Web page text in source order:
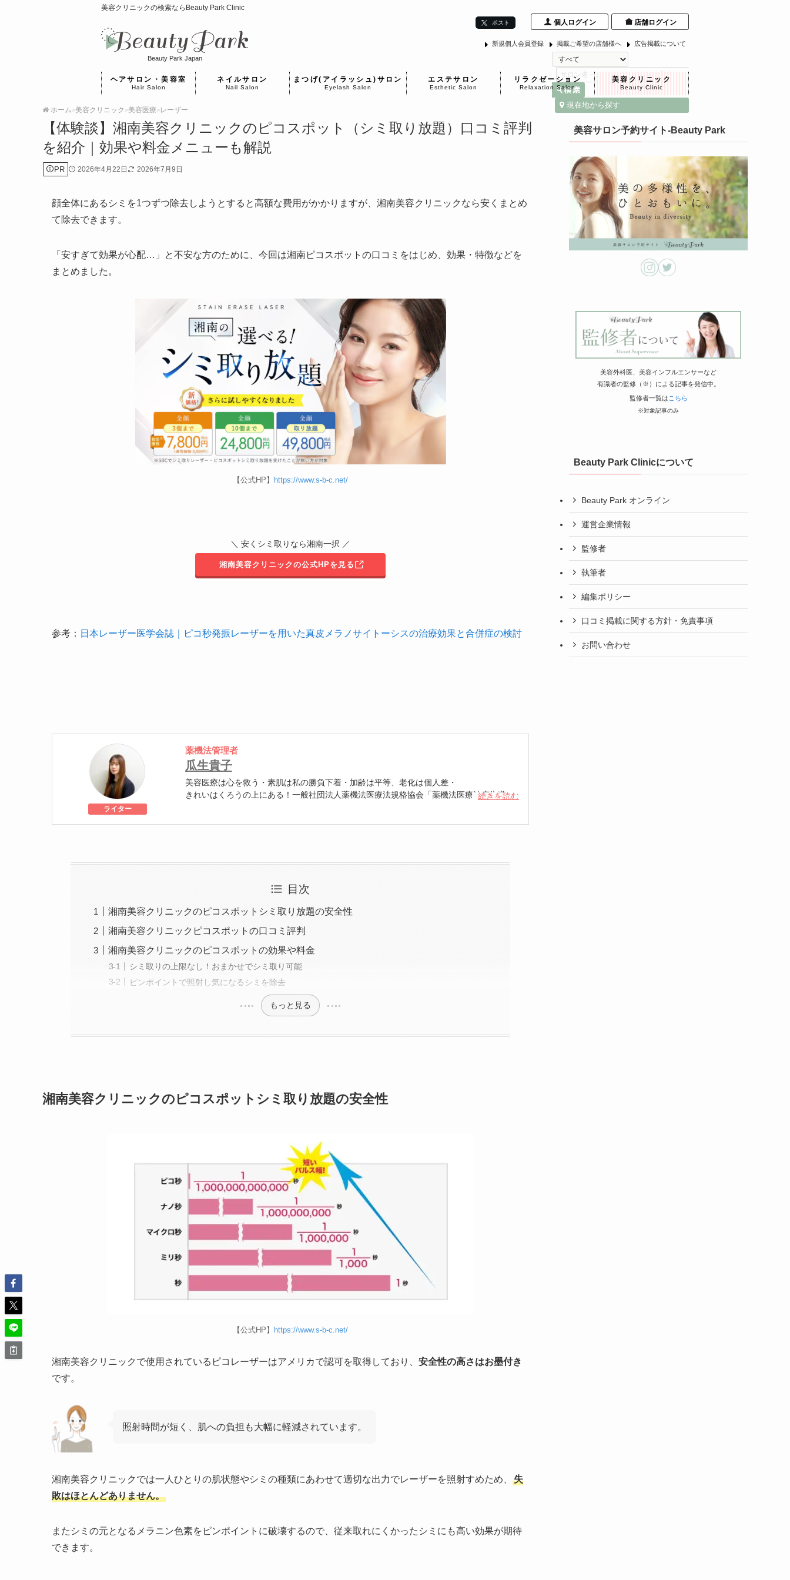
美容クリニックの検索ならBeauty Park Clinic
個人ログイン
店舗ログイン
Beauty Park Japan
ポスト
広告掲載について
掲載ご希望の店舗様へ
新規個人会員登録
現在地から探す
ヘアサロン・美容室
Hair Salon
ネイルサロン
Nail Salon
まつげ(アイラッシュ)サロン
Eyelash Salon
エステサロン
Esthetic Salon
リラクゼーション
Relaxation Salon
美容クリニック
Beauty Clinic
ホーム>美容クリニック >美容医療>レーザー
【体験談】湘南美容クリニックのピコスポット（シミ取り放題）口コミ評判
を紹介｜効果や料金メニューも解説
PR 2026年4月22日 2026年7月9日
顔全体にあるシミを1つずつ除去しようとすると高額な費用がかかりますが、湘南美容クリニックなら安くまとめ
て除去できます。
「安すぎて効果が心配…」と不安な方のために、今回は湘南ピコスポットの口コミをはじめ、効果・特徴などを
まとめました。
【公式HP】 https://www.s-b-c.net/
＼ 安くシミ取りなら湘南一択 ／
湘南美容クリニックの公式HPを見る
参考： 日本レーザー医学会誌｜ピコ秒発振レーザーを用いた真皮メラノサイトーシスの治療効果と合併症の検討
ライター
薬機法管理者
瓜生貴子
美容医療は心を救う・素肌は私の勝負下着・加齢は平等、老化は個人差・
きれいはくろうの上にある！一般社団法人薬機法医療法規格協会「薬機法医療法広告遵守
続きを読む
目次
湘南美容クリニックのピコスポットシミ取り放題の安全性
湘南美容クリニックピコスポットの口コミ評判
湘南美容クリニックのピコスポットの効果や料金
シミ取りの上限なし！おまかせでシミ取り可能
ピンポイントで照射し気になるシミを除去
もっと見る
湘南美容クリニックのピコスポットシミ取り放題の安全性
【公式HP】 https://www.s-b-c.net/
湘南美容クリニックで使用されているピコレーザーはアメリカで認可を取得しており、 安全性の高さはお墨付き
です。
照射時間が短く、肌への負担も大幅に軽減されています。
湘南美容クリニックでは一人ひとりの肌状態やシミの種類にあわせて適切な出力でレーザーを照射すめため、
失
敗はほとんどありません。
またシミの元となるメラニン色素をピンポイントに破壊するので、従来取れにくかったシミにも高い効果が期待
できます。
美容サロン予約サイト-Beauty Park
美容外科医、美容インフルエンサーなど
有識者の監修（※）による記事を発信中。
監修者一覧は こちら
※対象記事のみ
Beauty Park Clinicについて
Beauty Park オンライン
運営企業情報
監修者
執筆者
編集ポリシー
口コミ掲載に関する方針・免責事項
お問い合わせ